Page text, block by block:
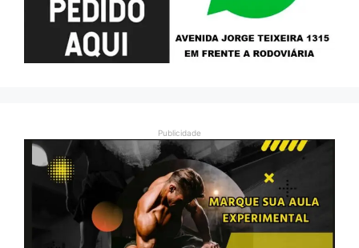
Publicidade